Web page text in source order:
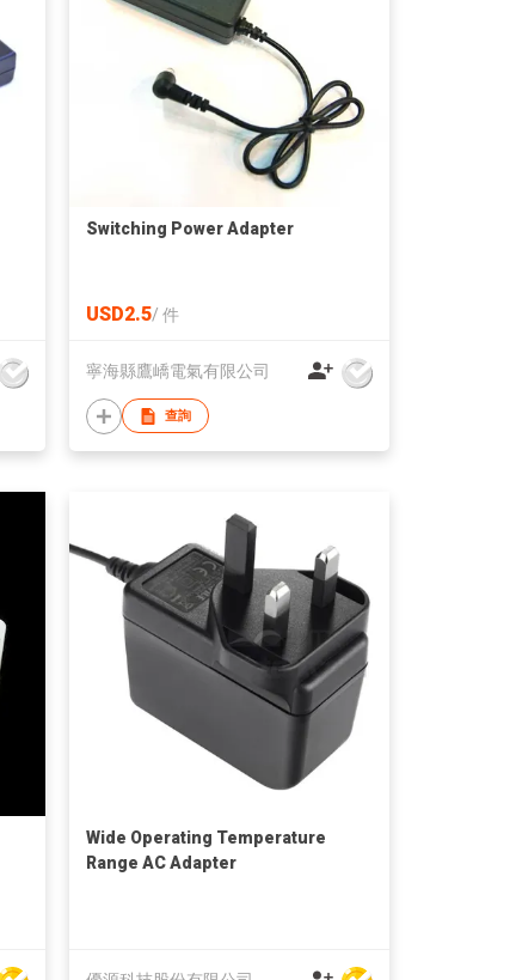
Switching Power Adapter
USD2.5/ 件
寧海縣鷹嶠電氣有限公司
查詢
Wide Operating Temperature
Range AC Adapter